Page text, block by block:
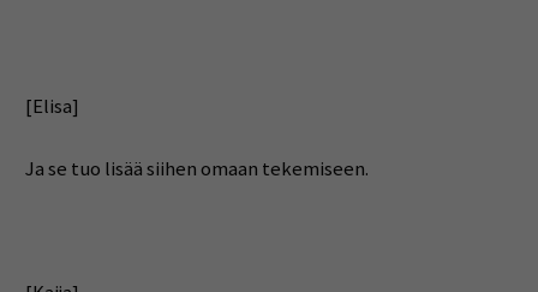
[Elisa]
Ja se tuo lisää siihen omaan tekemiseen.